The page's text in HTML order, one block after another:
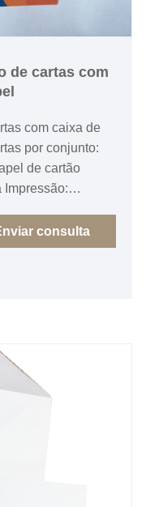
de cartas com
com caixa de
de cartão
Impressão:
aparar no
consulta